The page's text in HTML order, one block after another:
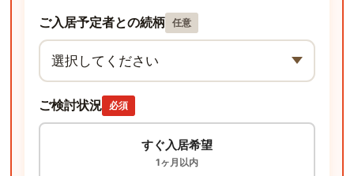
ご入居予定者との続柄 任意
ご検討状況 必須
すぐ入居希望
1ヶ月以内